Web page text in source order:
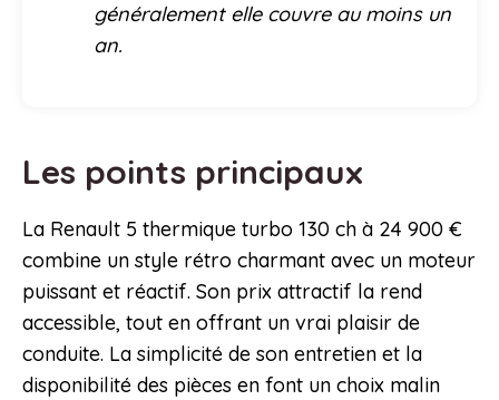
généralement elle couvre au moins un
an.
Les points principaux
La Renault 5 thermique turbo 130 ch à 24 900 €
combine un style rétro charmant avec un moteur
puissant et réactif. Son prix attractif la rend
accessible, tout en offrant un vrai plaisir de
conduite. La simplicité de son entretien et la
disponibilité des pièces en font un choix malin